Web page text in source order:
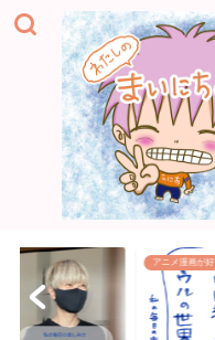
アニメ漫画が好